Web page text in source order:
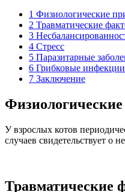
1 Физиологические
2 Травматические
3
4 Стресс
5 Паразитарные
6 Грибковые инфекции
7 Заключение
У взрослых котов
случаев свидетельствует о
Травматические